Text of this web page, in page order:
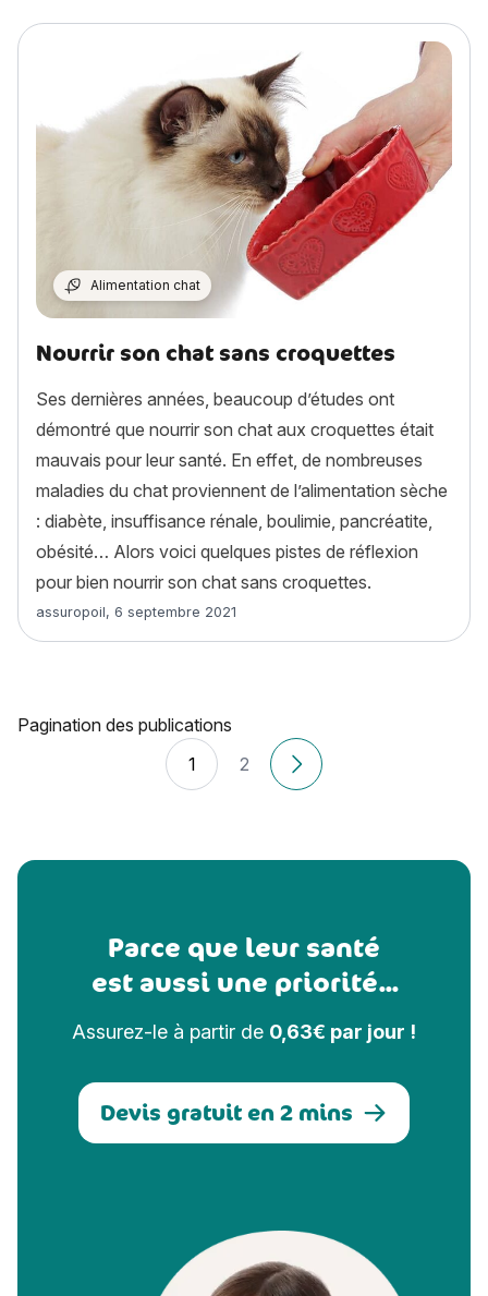
Alimentation chat
Nourrir son chat sans croquettes
Ses dernières années, beaucoup d’études ont
démontré que nourrir son chat aux croquettes était
mauvais pour leur santé. En effet, de nombreuses
maladies du chat proviennent de l’alimentation sèche
: diabète, insuffisance rénale, boulimie, pancréatite,
obésité… Alors voici quelques pistes de réflexion
pour bien nourrir son chat sans croquettes.
Article rédigé par
assuropoil, 6 septembre 2021
Pagination des publications
1
2
Anciens articles
Parce que leur santé
est aussi une priorité...
Assurez-le à partir de 0,63€ par jour !
Devis gratuit en 2 mins